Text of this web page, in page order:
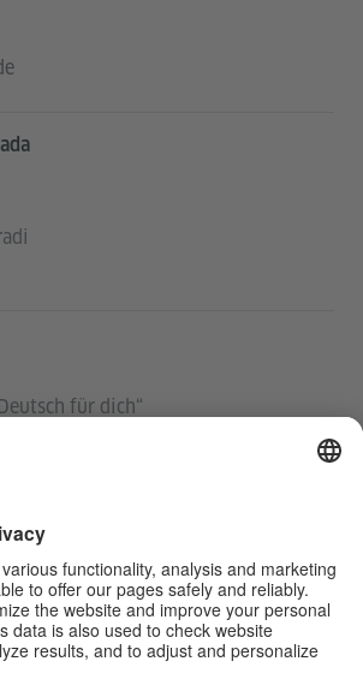
für dich“
za Goethe-Institut
faragha